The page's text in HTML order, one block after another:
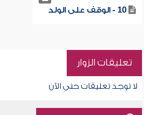
10 - الوقف على الولد
تعليقات الزوار
لا توجد تعليقات حتى الآن